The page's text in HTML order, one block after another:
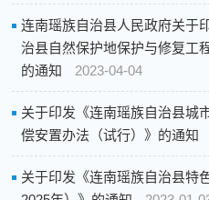
连南瑶族自治县人民政府关于
治县自然保护地保护与修复工
的通知
2023-04-04
关于印发《连南瑶族自治县城
偿安置办法（试行）》的通知
关于印发《连南瑶族自治县特